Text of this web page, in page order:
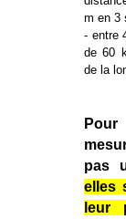
m en 3
- entre
de 60
de la
pas
elles
leur